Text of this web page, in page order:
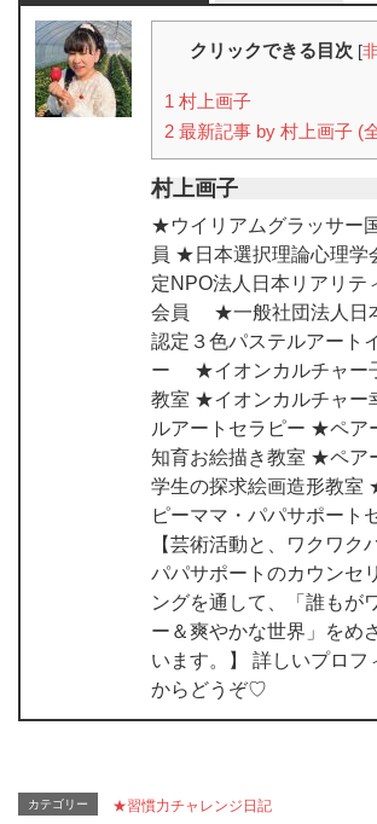
クリックできる目次 [
1 村上画子
2 最新記事 by 村上画子 (
村上画子
★ウイリアムグラッサー
員 ★日本選択理論心理
定NPO法人日本リアリテ
会員 ★一般社団法人日
認定３色パステルアート
ー ★イオンカルチャー
教室 ★イオンカルチャー
ルアートセラピー ★ペア
知育お絵描き教室 ★ペア
学生の探求絵画造形教室
ピーママ・パパサポート
【芸術活動と、ワクワク
パパサポートのカウンセ
ングを通して、「誰もが
ー＆爽やかな世界」をめ
います。】 詳しいプロフ
からどうぞ♡
カテゴリー ★習慣力チャレンジ日記